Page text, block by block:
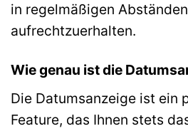
in regelmäßigen
aufrechtzuerhalten.
Wie genau ist die
Die Datumsanzeige ist ein
Feature, das Ihnen stets